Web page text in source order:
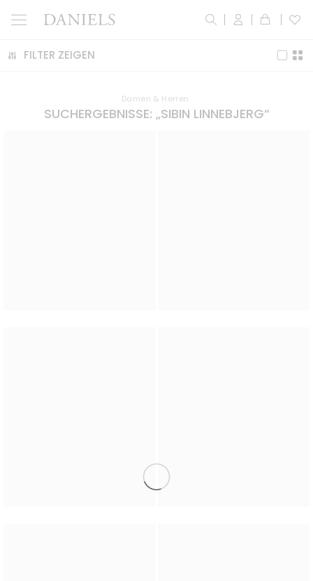
Damen & Herren
SUCH­ERGEBNISSE: „SIBIN LINNEBJERG“
FILTER ZEIGEN